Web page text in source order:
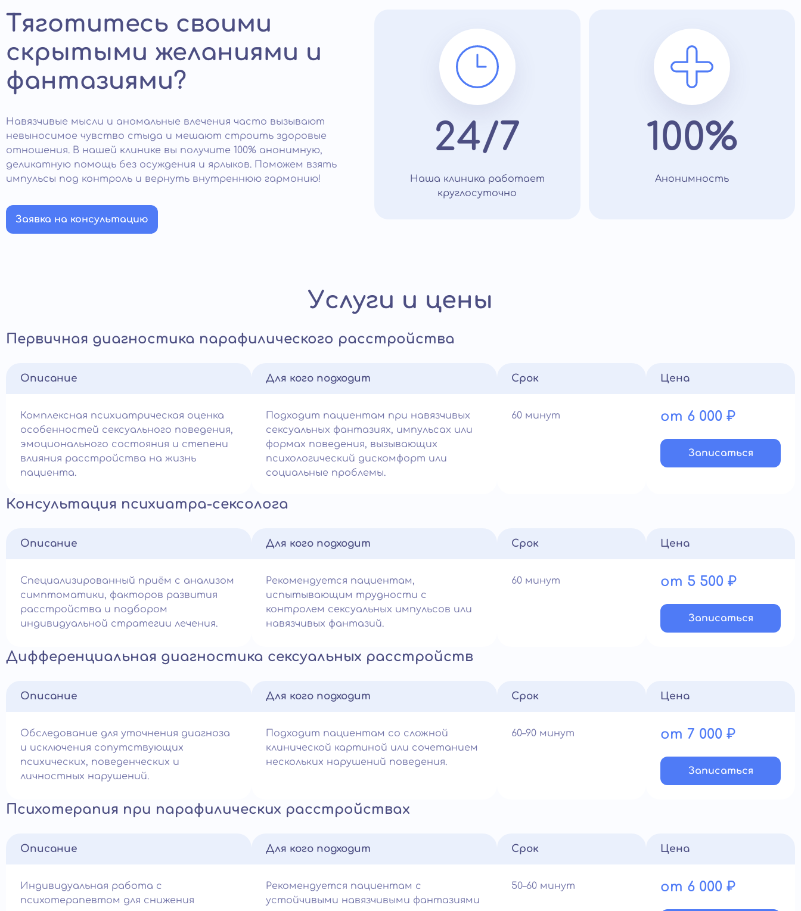
Тяготитесь своими
скрытыми желаниями и
фантазиями?
Навязчивые мысли и аномальные влечения часто вызывают
невыносимое чувство стыда и мешают строить здоровые
отношения. В нашей клинике вы получите 100% анонимную,
деликатную помощь без осуждения и ярлыков. Поможем взять
импульсы под контроль и вернуть внутреннюю гармонию!
Заявка на консультацию
24/7
Наша клиника работает
круглосуточно
100%
Анонимность
Услуги и цены
Первичная диагностика парафилического расстройства
Описание
Комплексная психиатрическая оценка
особенностей сексуального поведения,
эмоционального состояния и степени
влияния расстройства на жизнь
пациента.
Для кого подходит
Подходит пациентам при навязчивых
сексуальных фантазиях, импульсах или
формах поведения, вызывающих
психологический дискомфорт или
социальные проблемы.
Срок
60 минут
Цена
от 6 000 ₽
Записатьcя
Консультация психиатра-сексолога
Описание
Специализированный приём с анализом
симптоматики, факторов развития
расстройства и подбором
индивидуальной стратегии лечения.
Для кого подходит
Рекомендуется пациентам,
испытывающим трудности с
контролем сексуальных импульсов или
навязчивых фантазий.
Срок
60 минут
Цена
от 5 500 ₽
Записатьcя
Дифференциальная диагностика сексуальных расстройств
Описание
Обследование для уточнения диагноза
и исключения сопутствующих
психических, поведенческих и
личностных нарушений.
Для кого подходит
Подходит пациентам со сложной
клинической картиной или сочетанием
нескольких нарушений поведения.
Срок
60–90 минут
Цена
от 7 000 ₽
Записатьcя
Психотерапия при парафилических расстройствах
Описание
Индивидуальная работа с
психотерапевтом для снижения
Для кого подходит
Рекомендуется пациентам с
устойчивыми навязчивыми фантазиями
Срок
50–60 минут
Цена
от 6 000 ₽